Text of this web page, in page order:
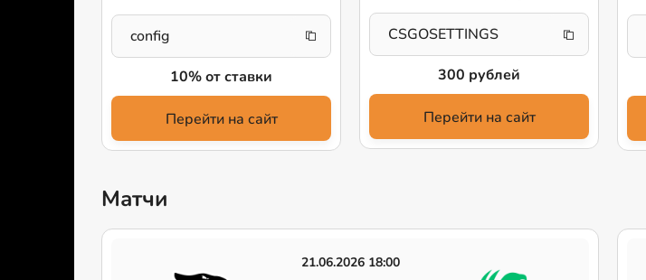
config
10% от ставки
Перейти на сайт
CSGOSETTINGS
300 рублей
Перейти на сайт
Матчи
21.06.2026 18:00